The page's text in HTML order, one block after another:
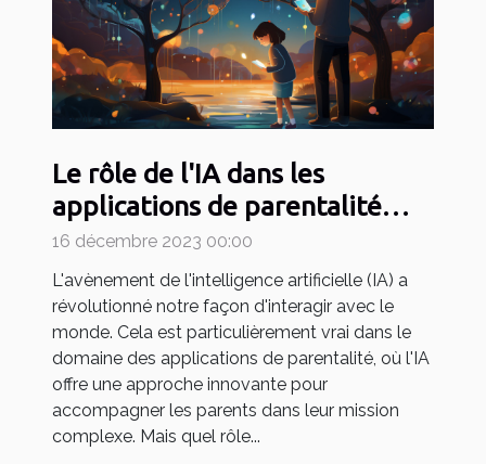
Le rôle de l'IA dans les
applications de parentalité
comme May
16 décembre 2023 00:00
L'avènement de l'intelligence artificielle (IA) a
révolutionné notre façon d'interagir avec le
monde. Cela est particulièrement vrai dans le
domaine des applications de parentalité, où l'IA
offre une approche innovante pour
accompagner les parents dans leur mission
complexe. Mais quel rôle...